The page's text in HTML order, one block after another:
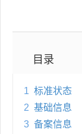
目录
1 标准状态
2 基础信息
3 备案信息